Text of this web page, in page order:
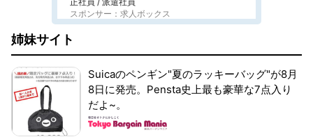
スポンサー：求人ボックス
姉妹サイト
Suicaのペンギン"夏のラッキーバッグ"が8月
8日に発売。Pensta史上最も豪華な7点入り
だよ~。